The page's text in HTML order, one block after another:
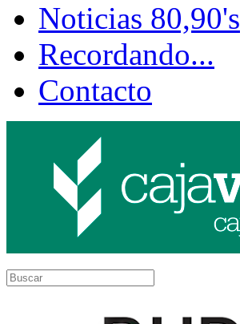
Noticias 80,90's
Recordando...
Contacto